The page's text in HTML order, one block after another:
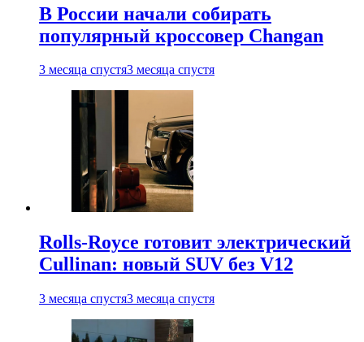
В России начали собирать
популярный кроссовер Changan
3 месяца спустя3 месяца спустя
Rolls-Royce готовит электрический
Cullinan: новый SUV без V12
3 месяца спустя3 месяца спустя